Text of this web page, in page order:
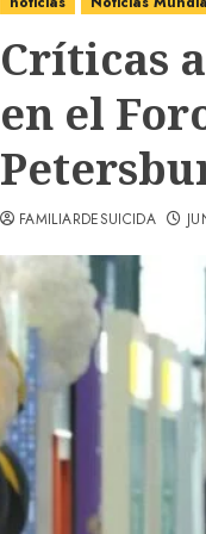
Críticas
en el
FAMILIARDESUICIDA